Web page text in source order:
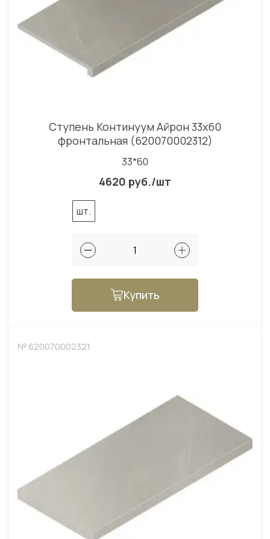
Ступень Континуум Айрон 33x60
фронтальная (620070002312)
33*60
4620 руб./шт
шт.
Купить
№ 620070002321